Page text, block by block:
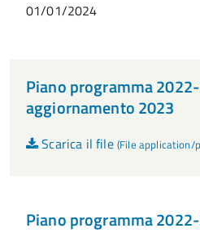
01/01/2024
Piano programma
aggiornamento 2023
Scarica il file (File application/
Piano programma